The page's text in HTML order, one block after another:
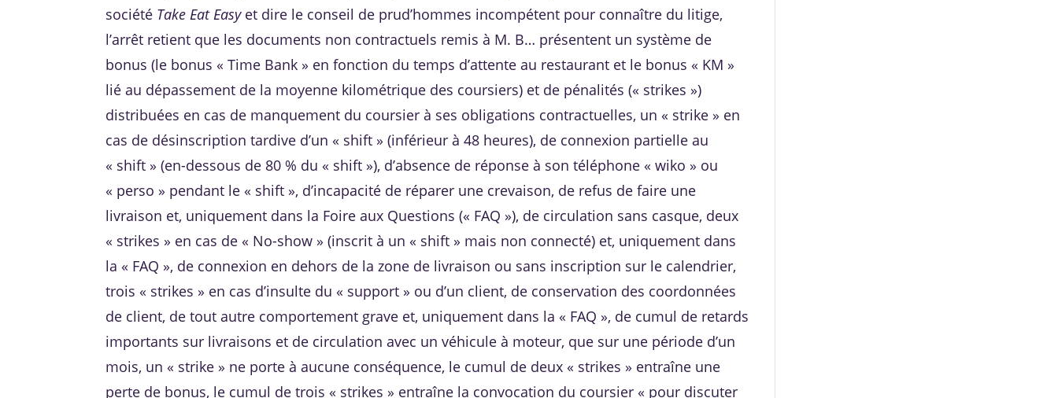
société Take Eat Easyet dire le conseil de prud’hommes incompétent pour connaître du litige,
l’arrêt retient que les documents non contractuels remis à M. B… présentent un système de
bonus (le bonus « Time Bank » en fonction du temps d’attente au restaurant et le bonus « KM »
lié au dépassement de la moyenne kilométrique des coursiers) et de pénalités (« strikes »)
distribuées en cas de manquement du coursier à ses obligations contractuelles, un « strike » en
cas de désinscription tardive d’un « shift » (inférieur à 48 heures), de connexion partielle au
« shift » (en-dessous de 80 % du « shift »), d’absence de réponse à son téléphone « wiko » ou
« perso » pendant le « shift », d’incapacité de réparer une crevaison, de refus de faire une
livraison et, uniquement dans la Foire aux Questions (« FAQ »), de circulation sans casque, deux
« strikes » en cas de « No-show » (inscrit à un « shift » mais non connecté) et, uniquement dans
la « FAQ », de connexion en dehors de la zone de livraison ou sans inscription sur le calendrier,
trois « strikes » en cas d’insulte du « support » ou d’un client, de conservation des coordonnées
de client, de tout autre comportement grave et, uniquement dans la « FAQ », de cumul de retards
importants sur livraisons et de circulation avec un véhicule à moteur, que sur une période d’un
mois, un « strike » ne porte à aucune conséquence, le cumul de deux « strikes » entraîne une
perte de bonus, le cumul de trois « strikes » entraîne la convocation du coursier « pour discuter